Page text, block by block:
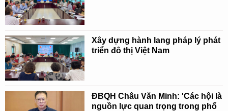
Xây dựng hành lang pháp lý phát
triển đô thị Việt Nam
ĐBQH Châu Văn Minh: 'Các hội là
nguồn lực quan trọng trong phổ